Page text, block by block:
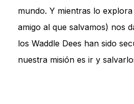
mundo. Y mientras lo
amigo al que salvamos) nos
los Waddle Dees han sido
nuestra misión es ir y